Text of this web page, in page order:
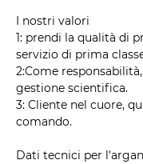
I nostri valori
1: prendi la qualità di
servizio di prima
2:Come
gestione scientifica.
3: Cliente nel cuore,
comando.
Dati tecnici per